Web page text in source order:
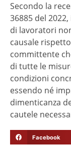
Secondo la
36885 del
di lavoratori
causale
committente
di tutte le
condizioni
essendo né
dimenticanza
cautele
Facebook